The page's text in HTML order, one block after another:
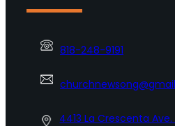
818-248-9191
4413 La Crescenta